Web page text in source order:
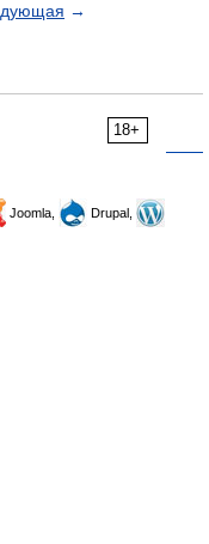
→
18+
Joomla,
Drupal,